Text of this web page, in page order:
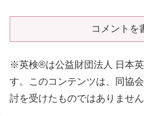
コメントを
※英検®は公益財団法人 日本
す。このコンテンツは、同協
討を受けたものではありません